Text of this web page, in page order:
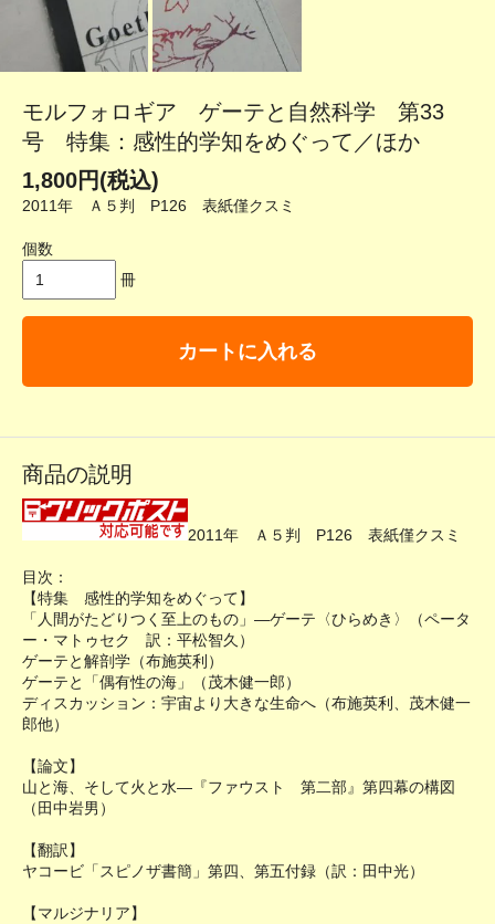
モルフォロギア ゲーテと自然科学 第33
号 特集：感性的学知をめぐって／ほか
1,800円(税込)
2011年 Ａ５判 P126 表紙僅クスミ
個数
冊
カートに入れる
商品の説明
2011年 Ａ５判 P126 表紙僅クスミ
目次：
【特集 感性的学知をめぐって】
「人間がたどりつく至上のもの」―ゲーテ〈ひらめき〉（ペータ
ー・マトゥセク 訳：平松智久）
ゲーテと解剖学（布施英利）
ゲーテと「偶有性の海」（茂木健一郎）
ディスカッション：宇宙より大きな生命へ（布施英利、茂木健一
郎他）
【論文】
山と海、そして火と水―『ファウスト 第二部』第四幕の構図
（田中岩男）
【翻訳】
ヤコービ「スピノザ書簡」第四、第五付録（訳：田中光）
【マルジナリア】